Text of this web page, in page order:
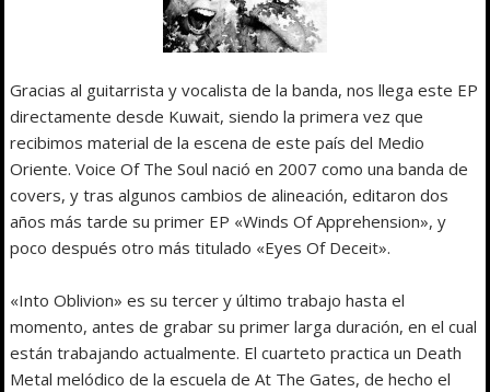
Gracias al guitarrista y vocalista de la banda, nos llega este EP
directamente desde Kuwait, siendo la primera vez que
recibimos material de la escena de este país del Medio
Oriente. Voice Of The Soul nació en 2007 como una banda de
covers, y tras algunos cambios de alineación, editaron dos
años más tarde su primer EP «Winds Of Apprehension», y
poco después otro más titulado «Eyes Of Deceit».
«Into Oblivion» es su tercer y último trabajo hasta el
momento, antes de grabar su primer larga duración, en el cual
están trabajando actualmente. El cuarteto practica un Death
Metal melódico de la escuela de At The Gates, de hecho el